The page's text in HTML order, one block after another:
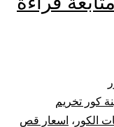
كور تخريم
الكور ، اسعار قص